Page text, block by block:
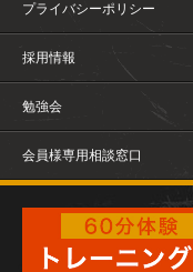
プライバシーポリシー
採用情報
勉強会
会員様専用相談窓口
オ(本町店 平和店 原店)